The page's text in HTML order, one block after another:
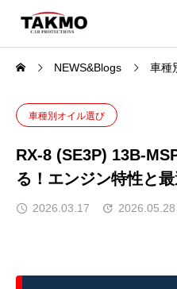
NEWS&Blogs 車種
車種別オイル選び
RX-8 (SE3P) 13B-
る！エンジン特性と
2026.03.17 2026.05.28